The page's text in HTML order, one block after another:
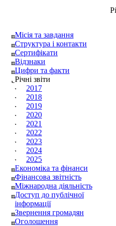
Місія та завдання
Структура і контакти
Сертифікати
Відзнаки
Цифри та факти
Річні звіти
2017
2018
2019
2020
2021
2022
2023
2024
2025
Економіка та фінанси
Фінансова звітність
Міжнародна діяльність
Доступ до публічної
інформації
Звернення громадян
Оголошення